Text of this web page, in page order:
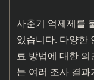
사춘기 억제제를
있습니다. 다양한
료 방법에 대한
는 여러 조사 결